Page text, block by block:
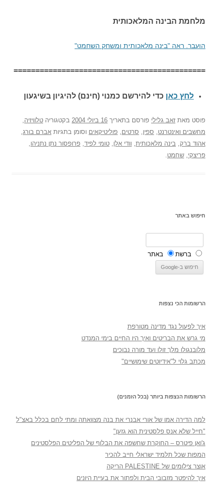
מלחמת הבינה המלאכותית
הועבר. ראה "בינה מלאכותית ומשחק השחמט"
============================================
לחץ כאן כדי להירשם כמנוי (חינם) להיגיון בשיגעון
פוסט מאת זאב גלילי פורסם בתאריך 16 ביולי 2004 בקטגוריה טלוויזיה
מחשבים ואינטרנט
ספין סרטים פוליטיקאים וסומן בתגיות אברם בורג
אהוד ברק בינה מלאכותית וודי אלן טומי לפיד פרופסור נתן נתניהו
פריצקי שחמט
חיפוש באתר
ברשת באתר
הרשומות הכי נצפות
איך לפעול נגד מדינה מטורפת
מי גרש את הבריטים ואיך היו החיים בימי המנדט
מלובנגולו מלך זולו ועד מורה נבוכים
מכתב גלוי ל"אידיוטים שימושיים"
הרשומות הנצפות ביותר (בכל הזמנים)
למה הדירה אמו של אורי אבנרי את בנה מצוואתה ומתי לחם בכלל באצ"ל
"חייל שלא אנס פלסטינית הוא גזען"
ג'ואן פיטרס – החוקרת שחשפה את הבלוף של הפליטים הפלסטינים
המפות שכל תלמיד ישראלי חייב להכיר
אוצר צילומים של PALESTINE הריקה
איך להיפטר מזבובי הבית ולפתור את בעיית היונים